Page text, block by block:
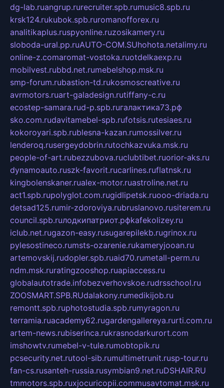
dg-lab.ruangrup.rurecruiter.spb.rumusic8.spb.ru
krsk124.rukubok.spb.ruromanofforex.ru
analitikaplus.ruspyonline.ruzosikamery.ru
sloboda-ural.pp.ruAUTO-COM.SUhohota.netalimy.ru
online-z.comaromat-vostoka.ruotdelkaexp.ru
mobilvest.rubbd.net.rumebelshop.msk.ru
smp-forum.rubastion-td.rukosmoscreative.ru
avrmotors.ruart-galadesign.rutiffany-c.ru
ecostep-samara.rud-p.spb.ruгалактика73.рф
sko.com.rudavitamebel-spb.rufotsis.rutesiaes.ru
kokoroyari.spb.rublesna-kazan.rumossilver.ru
lenderoq.rusergeydobrin.rutochkazvuka.msk.ru
people-of-art.rubezzubova.ruclubtibet.ruorior-aks.ru
dynamoauto.ruszk-favorit.rucarlines.ruflatnsk.ru
kingbolenskaner.rualex-motor.ruastroline.net.ru
act1.spb.rupolyglot.com.rugidlipetsk.ruooo-driada.ru
detsad125.rumir-zdoroviya.rubruslanovo.rusiterem.ru
council.spb.ruлодкипатриот.рфkafekolizey.ru
iclub.net.rugazon-easy.rusugarepilekb.rugrinox.ru
pylesostineco.rumsts-ozarenie.rukameryjooan.ru
artemovskij.rudopler.spb.ruaid70.rumetall-perm.ru
ndm.msk.ruratingzooshop.ruapiaccess.ru
globalautotrade.infobezverhovskoe.rudrsschool.ru
ZOOSMART.SPB.RUdalakony.rumedikijob.ru
remontt.spb.ruphotostudia.spb.rumyragon.ru
terramia.ruacademy62.rugardengallereya.rurti.com.ru
artem-news.rubiserinca.rukrasnodarkurort.com
imshowtv.rumebel-v-tule.rumobtopik.ru
pcsecurity.net.rutool-sib.rumultimetrunit.rusp-tour.ru
fan-cs.rusanteh-russia.rusymbian9.net.ruDSHAIR.RU
tmmotors.spb.ruxjocuricopii.commusavtomat.msk.ru